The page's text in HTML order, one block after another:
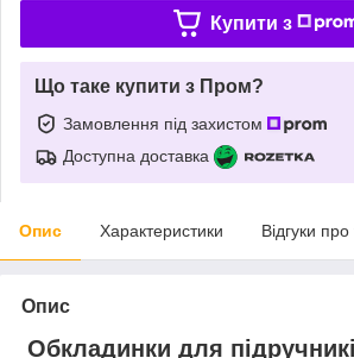
Купити з
Що таке купити з Пром?
Замовлення під захистом
Доступна доставка
Опис Характеристики Відгуки
Опис
Обкладинки для